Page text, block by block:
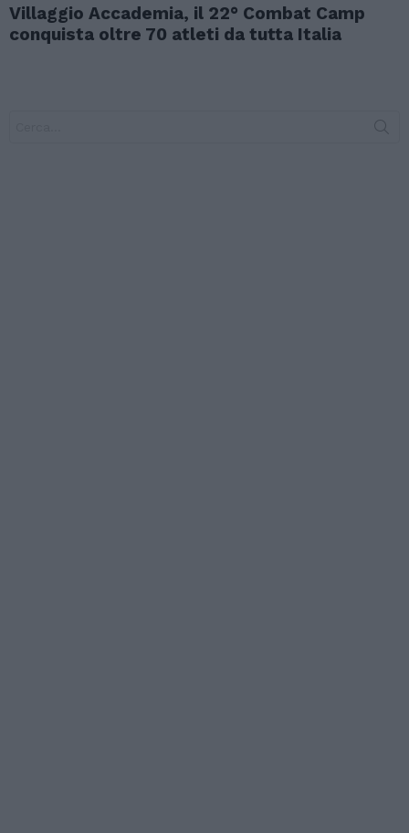
Villaggio Accademia, il 22° Combat Camp
conquista oltre 70 atleti da tutta Italia